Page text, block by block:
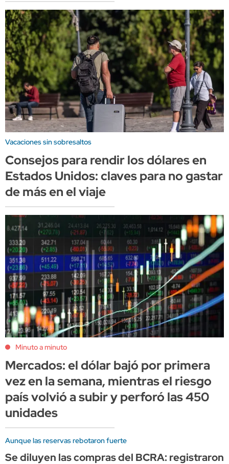
Vacaciones sin sobresaltos
Consejos para rendir los dólares en
Estados Unidos: claves para no gastar
de más en el viaje
Minuto a minuto
Mercados: el dólar bajó por primera
vez en la semana, mientras el riesgo
país volvió a subir y perforó las 450
unidades
Aunque las reservas rebotaron fuerte
Se diluyen las compras del BCRA: registraron